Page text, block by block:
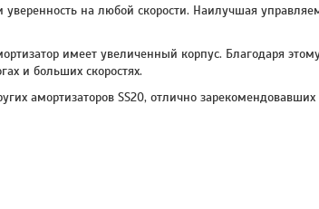
на любой скорости. Наилучшая
имеет увеличенный корпус. Благодаря
и больших скоростях.
амортизаторов SS20, отлично зарекомендовавших